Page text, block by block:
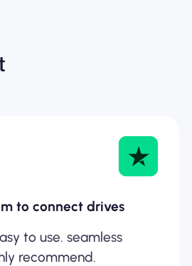
to connect drives
to use. seamless
recommend.